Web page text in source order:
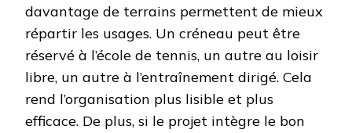
davantage de terrains permettent de mieux
répartir les usages. Un créneau peut être
réservé à l’école de tennis, un autre au loisir
libre, un autre à l’entraînement dirigé. Cela
rend l’organisation plus lisible et plus
efficace. De plus, si le projet intègre le bon